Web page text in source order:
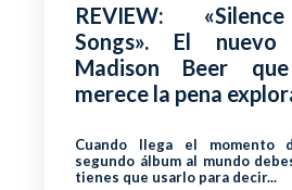
REVIEW:
Songs». El
Madison Beer
merece la pena
Cuando llega el momento
segundo álbum al mundo
tienes que usarlo para decir...